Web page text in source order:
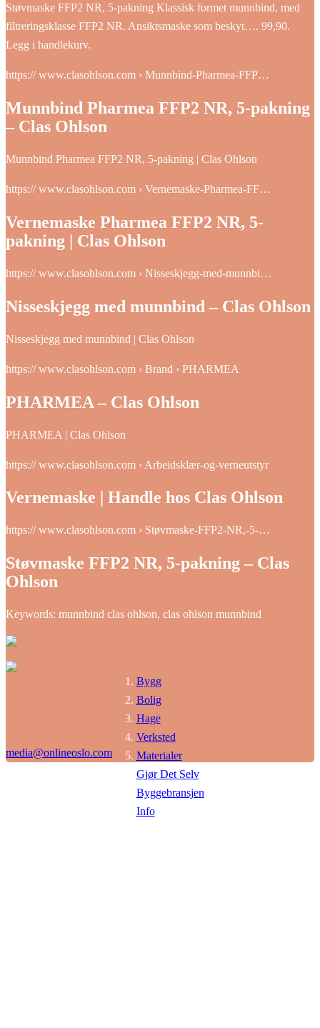
Støvmaske FFP2 NR, 5-pakning Klassisk formet munnbind, med
filtreringsklasse FFP2 NR. Ansiktsmaske som beskyt…. 99,90.
Legg i handlekurv.
https:// www.clasohlson.com › Munnbind-Pharmea-FFP…
Munnbind Pharmea FFP2 NR, 5-pakning
– Clas Ohlson
Munnbind Pharmea FFP2 NR, 5-pakning | Clas Ohlson
https:// www.clasohlson.com › Vernemaske-Pharmea-FF…
Vernemaske Pharmea FFP2 NR, 5-
pakning | Clas Ohlson
https:// www.clasohlson.com › Nisseskjegg-med-munnbi…
Nisseskjegg med munnbind – Clas Ohlson
Nisseskjegg med munnbind | Clas Ohlson
https:// www.clasohlson.com › Brand › PHARMEA
PHARMEA – Clas Ohlson
PHARMEA | Clas Ohlson
https:// www.clasohlson.com › Arbeidsklær-og-verneutstyr
Vernemaske | Handle hos Clas Ohlson
https:// www.clasohlson.com › Støvmaske-FFP2-NR,-5-…
Støvmaske FFP2 NR, 5-pakning – Clas
Ohlson
Keywords: munnbind clas ohlson, clas ohlson munnbind
Bygg
Bolig
Hage
Verksted
Materialer
Gjør Det Selv
Byggebransjen
Info
media@onlineoslo.com